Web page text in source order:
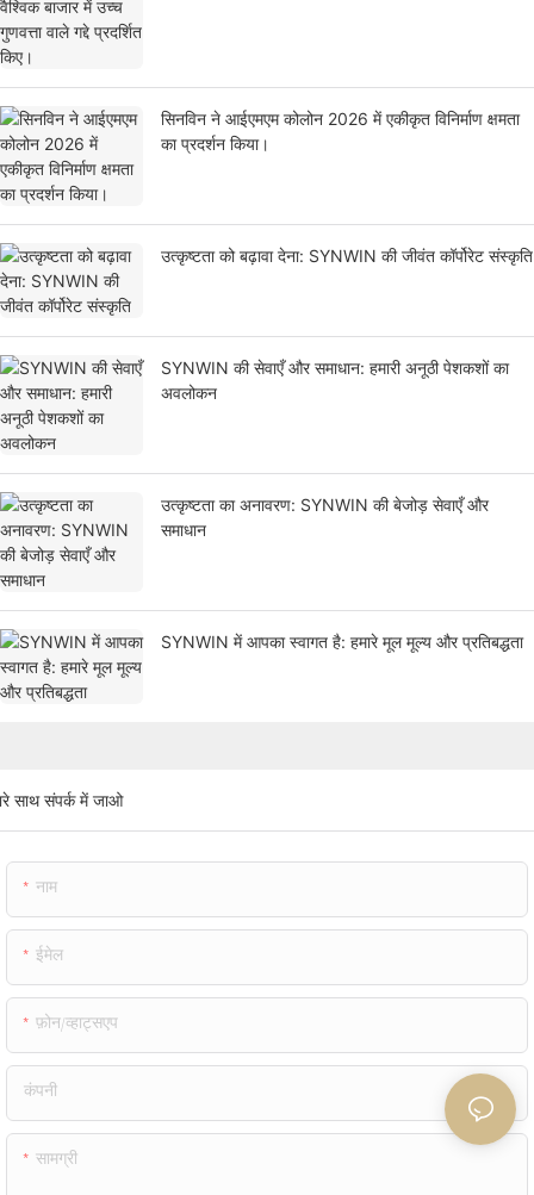
सिनविन ने आईएमएम कोलोन 2026 में एकीकृत विनिर्माण क्षमता
का प्रदर्शन किया।
उत्कृष्टता को बढ़ावा देना: SYNWIN की जीवंत कॉर्पोरेट संस्कृति
SYNWIN की सेवाएँ और समाधान: हमारी अनूठी पेशकशों का
अवलोकन
उत्कृष्टता का अनावरण: SYNWIN की बेजोड़ सेवाएँ और
समाधान
SYNWIN में आपका स्वागत है: हमारे मूल मूल्य और प्रतिबद्धता
साथ संपर्क में जाओ
नाम
ईमेल
फ़ोन/व्हाट्सएप
कंपनी
सामग्री